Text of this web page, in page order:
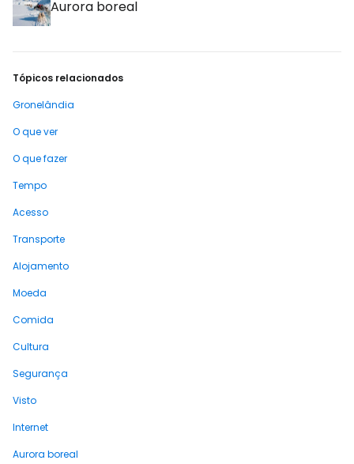
Aurora boreal
Tópicos relacionados
Gronelândia
O que ver
O que fazer
Tempo
Acesso
Transporte
Alojamento
Moeda
Comida
Cultura
Segurança
Visto
Internet
Aurora boreal